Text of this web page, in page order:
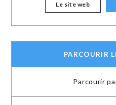
Le site web
PARCOURIR
Parcourir